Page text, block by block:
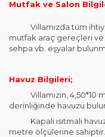
Mutfak ve Salon
Villamızda tüm
mutfak araç gereçleri ve
sehpa vb. eşyalar
Havuz Bilgileri;
Villamızın, 4,50*10
derinliğinde havuzu
Kapalı ısıtmalı
metre ölçülerine sahiptir.